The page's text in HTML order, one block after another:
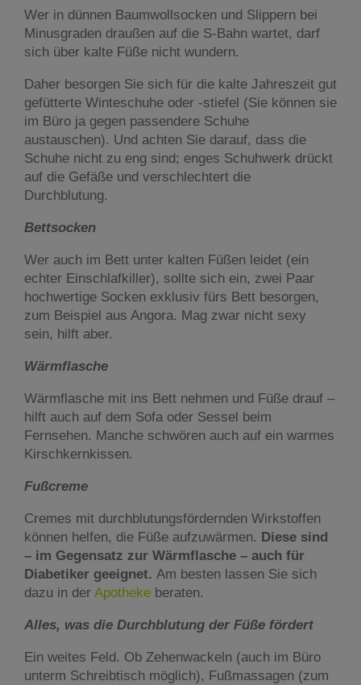
Wer in dünnen Baumwollsocken und Slippern bei
Minusgraden draußen auf die S-Bahn wartet, darf
sich über kalte Füße nicht wundern.
Daher besorgen Sie sich für die kalte Jahreszeit gut
gefütterte Winteschuhe oder -stiefel (Sie können sie
im Büro ja gegen passendere Schuhe
austauschen). Und achten Sie darauf, dass die
Schuhe nicht zu eng sind; enges Schuhwerk drückt
auf die Gefäße und verschlechtert die
Durchblutung.
Bettsocken
Wer auch im Bett unter kalten Füßen leidet (ein
echter Einschlafkiller), sollte sich ein, zwei Paar
hochwertige Socken exklusiv fürs Bett besorgen,
zum Beispiel aus Angora. Mag zwar nicht sexy
sein, hilft aber.
Wärmflasche
Wärmflasche mit ins Bett nehmen und Füße drauf –
hilft auch auf dem Sofa oder Sessel beim
Fernsehen. Manche schwören auch auf ein warmes
Kirschkernkissen.
Fußcreme
Cremes mit durchblutungsfördernden Wirkstoffen
können helfen, die Füße aufzuwärmen. Diese sind
– im Gegensatz zur Wärmflasche – auch für
Diabetiker geeignet. Am besten lassen Sie sich
dazu in der Apotheke beraten.
Alles, was die Durchblutung der Füße fördert
Ein weites Feld. Ob Zehenwackeln (auch im Büro
unterm Schreibtisch möglich), Fußmassagen (zum